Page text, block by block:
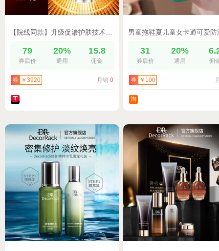
79
券后价
20%
通用
15.8
佣金
券 ￥3920 月销 0
31
券后价
20%
通用 佣
券 ￥100
淘